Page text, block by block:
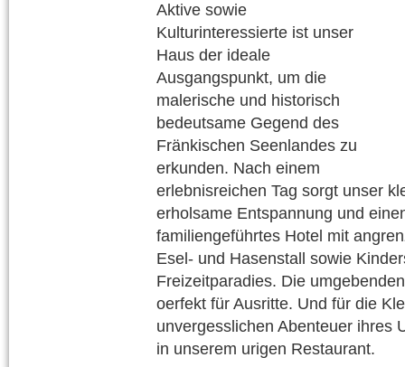
Aktive sowie
Kulturinteressierte ist unser
Haus der ideale
Ausgangspunkt, um die
malerische und historisch
bedeutsame Gegend des
Fränkischen Seenlandes zu
erkunden. Nach einem
erlebnisreichen Tag sorgt unser
erholsame Entspannung und
familiengeführtes Hotel mit
Esel- und Hasenstall sowie
Freizeitparadies. Die
oerfekt für Ausritte. Und für die
unvergesslichen Abenteuer ihres
in unserem urigen Restaurant.